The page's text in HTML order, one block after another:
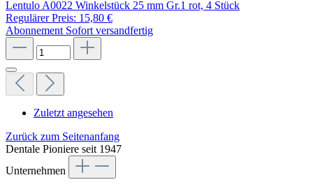
Lentulo A0022 Winkelstück 25 mm Gr.1 rot, 4 Stück
Regulärer Preis: 15,80 €
Abonnement Sofort versandfertig
Zuletzt angesehen
Zurück zum Seitenanfang
Dentale Pioniere seit 1947
Unternehmen